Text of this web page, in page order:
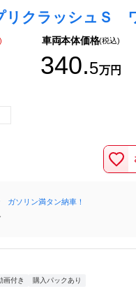
車両本体価格(税込)
340.5万円
ガソリン満タン納車！
画付き 購入パックあり